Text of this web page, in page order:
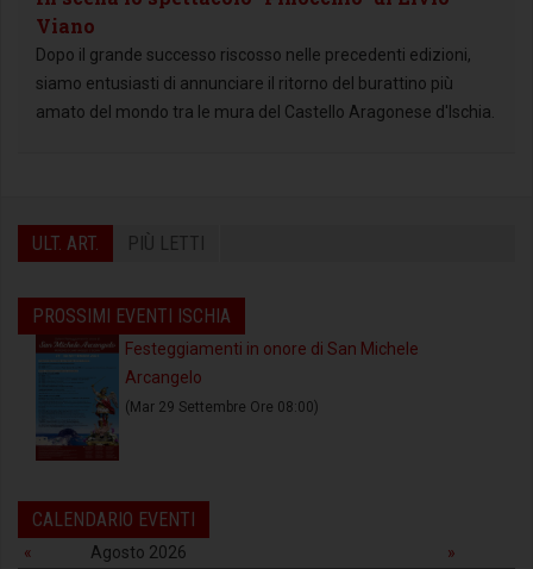
Viano
Dopo il grande successo riscosso nelle precedenti edizioni,
siamo entusiasti di annunciare il ritorno del burattino più
amato del mondo tra le mura del Castello Aragonese d'Ischia.
ULT. ART. PIÙ LETTI
PROSSIMI EVENTI ISCHIA
Festeggiamenti in onore di San Michele
Arcangelo
(Mar 29 Settembre Ore 08:00)
CALENDARIO EVENTI
« Agosto 2026 »